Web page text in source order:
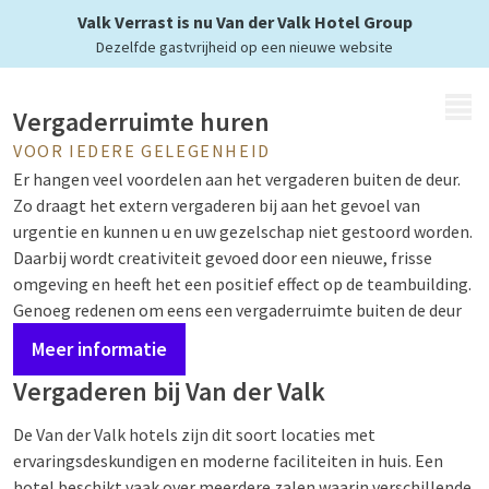
Valk Verrast is nu Van der Valk Hotel Group
Dezelfde gastvrijheid op een nieuwe website
bij Van der Valk
Vergaderruimte huren
VOOR IEDERE GELEGENHEID
Er hangen veel voordelen aan het vergaderen buiten de deur.
Zo draagt het extern vergaderen bij aan het gevoel van
urgentie en kunnen u en uw gezelschap niet gestoord worden.
Daarbij wordt creativiteit gevoed door een nieuwe, frisse
omgeving en heeft het een positief effect op de teambuilding.
Genoeg redenen om eens een vergaderruimte buiten de deur
te zoeken dus! Het is natuurlijk ook mooi meegenomen dat
een externe locatie voorzien is van moderne faciliteiten en er
de ervaring is met het organiseren van vergaderingen. Zo
een vergaderzaal.
Meer informatie
Vergaderen bij Van der Valk
De Van der Valk hotels zijn dit soort locaties met
ervaringsdeskundigen en moderne faciliteiten in huis. Een